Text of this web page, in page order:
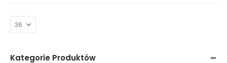
Kategorie Produktów